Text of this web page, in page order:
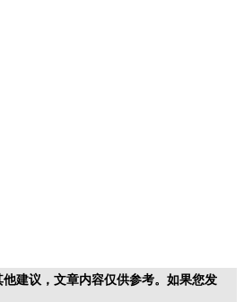
建议，文章内容仅供参考。如果您发